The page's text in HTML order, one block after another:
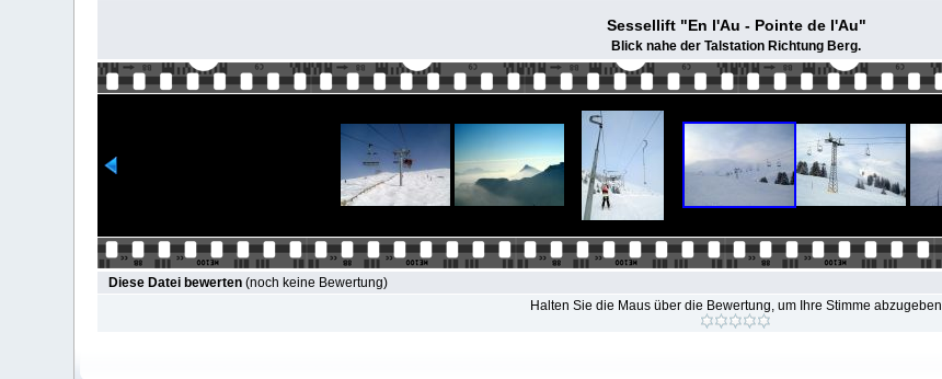
Sessellift "En l'Au - Pointe de l'Au"
Blick nahe der Talstation Richtung Berg.
Diese Datei bewerten(noch keine Bewertung)
Halten Sie die Maus über die Bewertung, um Ihre Stimme abzugeben